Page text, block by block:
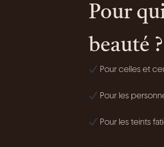
Pour
beauté ?
Pour celles et
Pour les
Pour les teints